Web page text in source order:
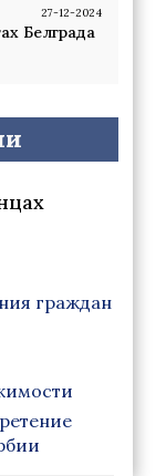
27-12-2024
Белграда
граждан